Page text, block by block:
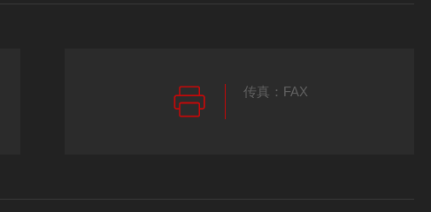
传真：FAX